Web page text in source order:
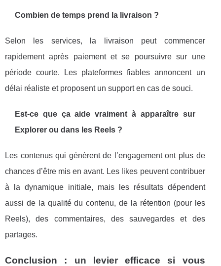
Combien de temps prend la livraison ?
Selon les services, la livraison peut commencer
rapidement après paiement et se poursuivre sur une
période courte. Les plateformes fiables annoncent un
délai réaliste et proposent un support en cas de souci.
Est-ce que ça aide vraiment à apparaître sur
Explorer ou dans les Reels ?
Les contenus qui génèrent de l’engagement ont plus de
chances d’être mis en avant. Les likes peuvent contribuer
à la dynamique initiale, mais les résultats dépendent
aussi de la qualité du contenu, de la rétention (pour les
Reels), des commentaires, des sauvegardes et des
partages.
Conclusion : un levier efficace si vous